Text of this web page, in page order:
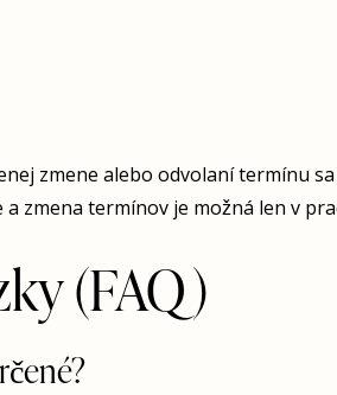
zmene alebo odvolaní termínu
a zmena termínov je možná len v
(FAQ)